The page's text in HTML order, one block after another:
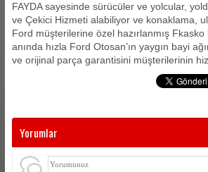
FAYDA sayesinde sürücüler ve yolcular,
ve Çekici Hizmeti alabiliyor ve konaklama,
Ford müşterilerine özel hazırlanmış
anında hızla Ford Otosan’ın yaygın bayi
ve orijinal parça garantisini müşterilerinin
Yorumlar